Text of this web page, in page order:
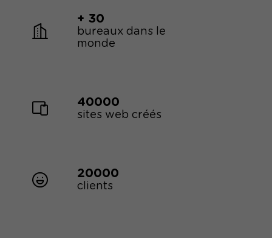
+ 30
bureaux dans le
monde
40000
sites web créés
20000
clients